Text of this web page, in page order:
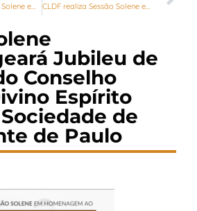
CLDF realiza Sessão Solene em comemoração ao Dia do Economista
Jubileu de
Conselho
Espírito
de
de Paulo